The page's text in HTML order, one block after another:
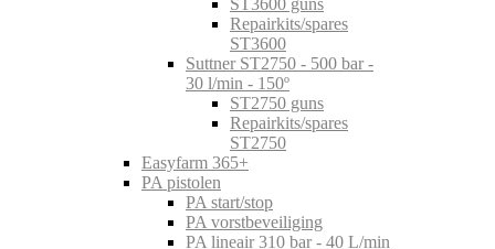
ST3600 guns
Repairkits/spares
ST3600
Suttner ST2750 - 500 bar -
30 l/min - 150º
ST2750 guns
Repairkits/spares
ST2750
Easyfarm 365+
PA pistolen
PA start/stop
PA vorstbeveiliging
PA lineair 310 bar - 40 L/min